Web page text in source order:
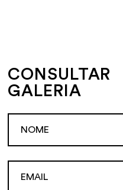
CONSULTAR
GALERIA